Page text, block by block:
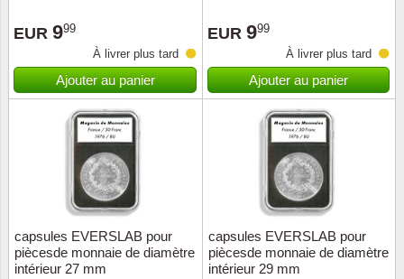
EUR 999
À livrer plus tard
Ajouter au panier
EUR 999
À livrer plus tard
Ajouter au panier
capsules EVERSLAB pour
piècesde monnaie de diamètre
intérieur 27 mm
capsules EVERSLAB pour
piècesde monnaie de diamètre
intérieur 29 mm
Lots de timbres
Années
Présentation souvenir
Collections annuelles / livres
Vignettes de Noël et feuilles
Matériel numismatique
Pour le nouveau collectionneur
Fournitures de bureau
Jeux de cartes à collectionner
Europa
Films
Thém.
Thém.
Chèque cadeau
Newsletter
Politique de confidentialité